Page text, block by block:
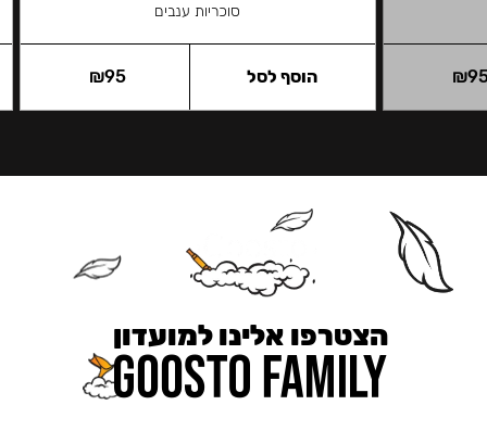
₪
סוכריות ענבים
₪95 הוסף לסל
הצטרפו אלינו למועדון